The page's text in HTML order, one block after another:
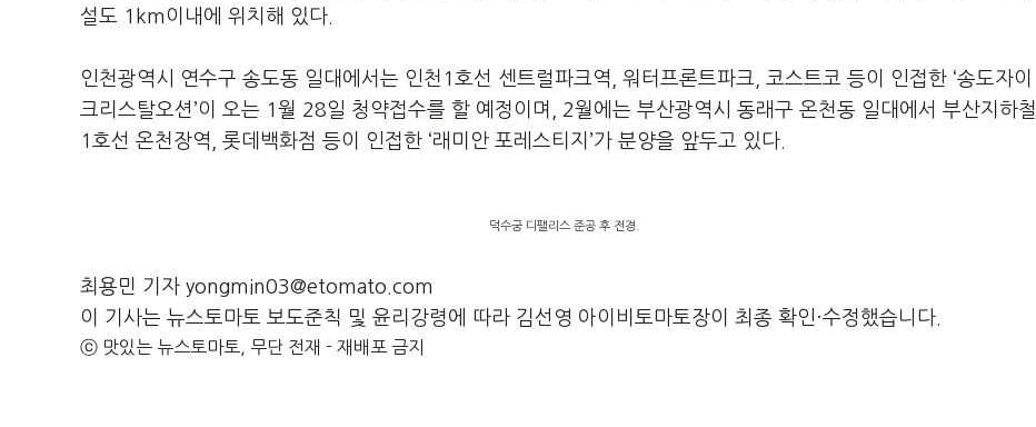
설도 1km이내에 위치해 있다.
인천광역시 연수구 송도동 일대에서는 인천1호선 센트럴파크역, 워터프론트파크, 코스트코 등이 인접한 ‘송도자이
크리스탈오션’이 오는 1월 28일 청약접수를 할 예정이며, 2월에는 부산광역시 동래구 온천동 일대에서 부산지하철
1호선 온천장역, 롯데백화점 등이 인접한 ‘래미안 포레스티지’가 분양을 앞두고 있다.
덕수궁 디팰리스 준공 후 전경.
최용민 기자 yongmin03@etomato.com
이 기사는 뉴스토마토 보도준칙 및 윤리강령에 따라 김선영 아이비토마토장이 최종 확인·수정했습니다.
ⓒ 맛있는 뉴스토마토, 무단 전재 - 재배포 금지